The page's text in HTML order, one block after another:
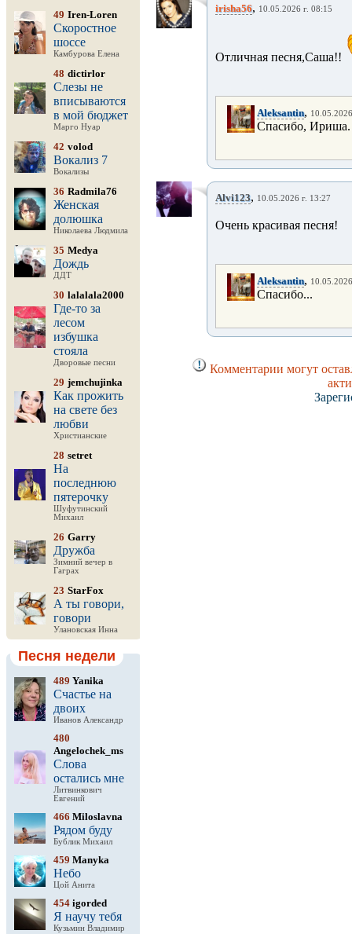
49 Iren-Loren
Скоростное
шоссе
Камбурова Елена
48 dictirlor
Слезы не
вписываются
в мой бюджет
Марго Нуар
42 volod
Вокализ 7
Вокализы
36 Radmila76
Женская
долюшка
Николаева Людмила
35 Medya
Дождь
ДДТ
30 lalalala2000
Где-то за
лесом
избушка
стояла
Дворовые песни
29 jemchujinka
Как прожить
на свете без
любви
Христианские
28 setret
На
последнюю
пятерочку
Шуфутинский
Михаил
26 Garry
Дружба
Зимний вечер в
Гаграх
23 StarFox
А ты говори,
говори
Улановская Инна
Песня недели
489 Yanika
Счастье на
двоих
Иванов Александр
480
Angelochek_ms
Слова
остались мне
Литвинкович
Евгений
466 Miloslavna
Рядом буду
Бублик Михаил
459 Manyka
Небо
Цой Анита
454 igorded
Я научу тебя
Кузьмин Владимир
irisha56, 10.05.2026 г. 08:15
Отличная песня,Саша!!
Aleksantin,
Спасибо, Ириша.
Alvi123, 10.05.2026 г. 13:27
Очень красивая песня!
Aleksantin,
Спасибо...
Комментарии могут